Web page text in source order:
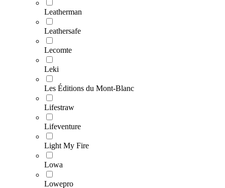
Leatherman
Leathersafe
Lecomte
Leki
Les Éditions du Mont-Blanc
Lifestraw
Lifeventure
Light My Fire
Lowa
Lowepro